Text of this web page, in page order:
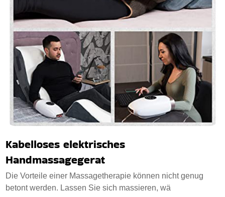
Kabelloses elektrisches
Handmassagegerat
Die Vorteile einer Massagetherapie können nicht genug
betont werden. Lassen Sie sich massieren, wä